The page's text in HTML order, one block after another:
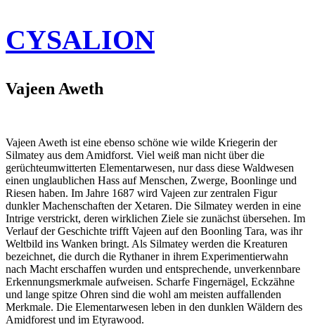
CYSALION
Vajeen Aweth
Vajeen Aweth ist eine ebenso schöne wie wilde Kriegerin der
Silmatey aus dem Amidforst. Viel weiß man nicht über die
gerüchteumwitterten Elementarwesen, nur dass diese Waldwesen
einen unglaublichen Hass auf Menschen, Zwerge, Boonlinge und
Riesen haben. Im Jahre 1687 wird Vajeen zur zentralen Figur
dunkler Machenschaften der Xetaren. Die Silmatey werden in eine
Intrige verstrickt, deren wirklichen Ziele sie zunächst übersehen. Im
Verlauf der Geschichte trifft Vajeen auf den Boonling Tara, was ihr
Weltbild ins Wanken bringt. Als Silmatey werden die Kreaturen
bezeichnet, die durch die Rythaner in ihrem Experimentierwahn
nach Macht erschaffen wurden und entsprechende, unverkennbare
Erkennungsmerkmale aufweisen. Scharfe Fingernägel, Eckzähne
und lange spitze Ohren sind die wohl am meisten auffallenden
Merkmale. Die Elementarwesen leben in den dunklen Wäldern des
Amidforest und im Etyrawood.